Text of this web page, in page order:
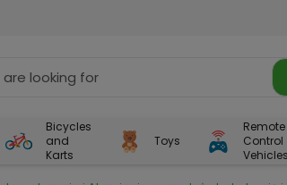
Bicycles
and
Karts
Toys
Remote
Control
Vehicles